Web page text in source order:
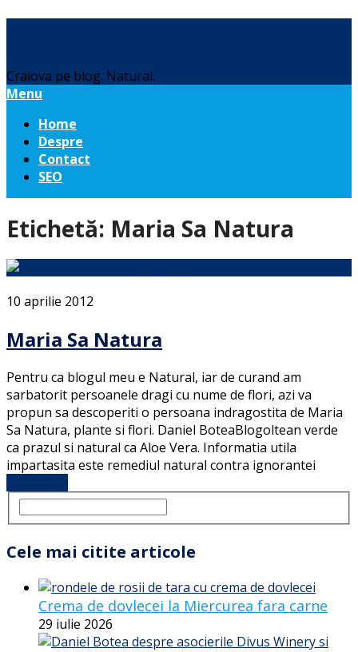
Craiova pe blog. Natural.
Menu
Home
Despre
Contact
SEO
Etichetă: Maria Sa Natura
10 aprilie 2012
Maria Sa Natura
Pentru ca blogul meu e Natural, iar de curand am
sarbatorit persoanele dragi cu nume de flori, azi va
propun sa descoperiti o persoana indragostita de Maria
Sa Natura, plante si flori. Daniel BoteaBlogoltean verde
ca prazul si natural ca Aloe Vera. Informatia utila
impartasita este remediul natural contra ignorantei
Cele mai citite articole
Crema de dovlecei la Miercurea fara carne
29 iulie 2026